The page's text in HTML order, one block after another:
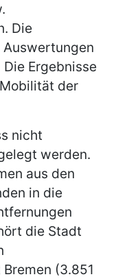
Die
Ergebnisse
der
nicht
werden.
aus den
in die
die Stadt
(3.851